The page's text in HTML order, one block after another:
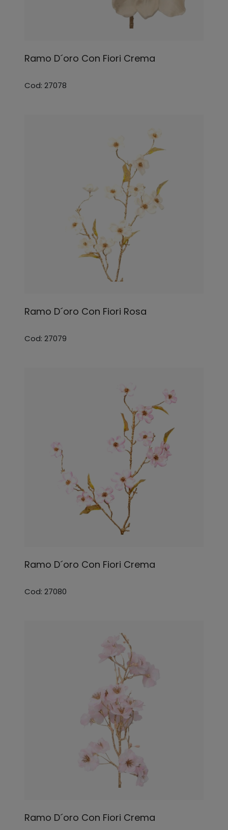
Ramo D´oro Con Fiori Crema
Cod: 27078
Ramo D´oro Con Fiori Rosa
Cod: 27079
Ramo D´oro Con Fiori Crema
Cod: 27080
Ramo D´oro Con Fiori Crema